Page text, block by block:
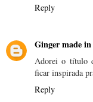
Reply
Ginger made
Adorei o título
ficar inspirada
Reply